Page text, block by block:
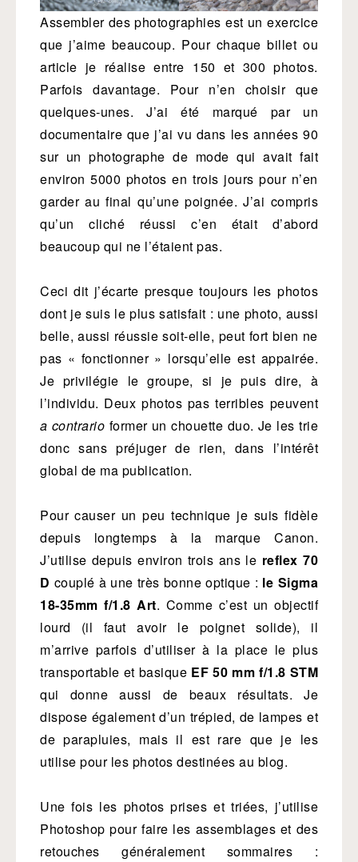
Assembler des photographies est un exercice
que j’aime beaucoup. Pour chaque billet ou
article je réalise entre 150 et 300 photos.
Parfois davantage. Pour n’en choisir que
quelques-unes. J’ai été marqué par un
documentaire que j’ai vu dans les années 90
sur un photographe de mode qui avait fait
environ 5000 photos en trois jours pour n’en
garder au final qu’une poignée. J’ai compris
qu’un cliché réussi c’en était d’abord
beaucoup qui ne l’étaient pas.
Ceci dit j’écarte presque toujours les photos
dont je suis le plus satisfait : une photo, aussi
belle, aussi réussie soit-elle, peut fort bien ne
pas « fonctionner » lorsqu’elle est appairée.
Je privilégie le groupe, si je puis dire, à
l’individu. Deux photos pas terribles peuvent
a contrario former un chouette duo. Je les trie
donc sans préjuger de rien, dans l’intérêt
global de ma publication.
Pour causer un peu technique je suis fidèle
depuis longtemps à la marque Canon.
J’utilise depuis environ trois ans le reflex 70
D couplé à une très bonne optique : le Sigma
18-35mm f/1.8 Art. Comme c’est un objectif
lourd (il faut avoir le poignet solide), il
m’arrive parfois d’utiliser à la place le plus
transportable et basique EF 50 mm f/1.8 STM
qui donne aussi de beaux résultats. Je
dispose également d’un trépied, de lampes et
de parapluies, mais il est rare que je les
utilise pour les photos destinées au blog.
Une fois les photos prises et triées, j’utilise
Photoshop pour faire les assemblages et des
retouches généralement sommaires :